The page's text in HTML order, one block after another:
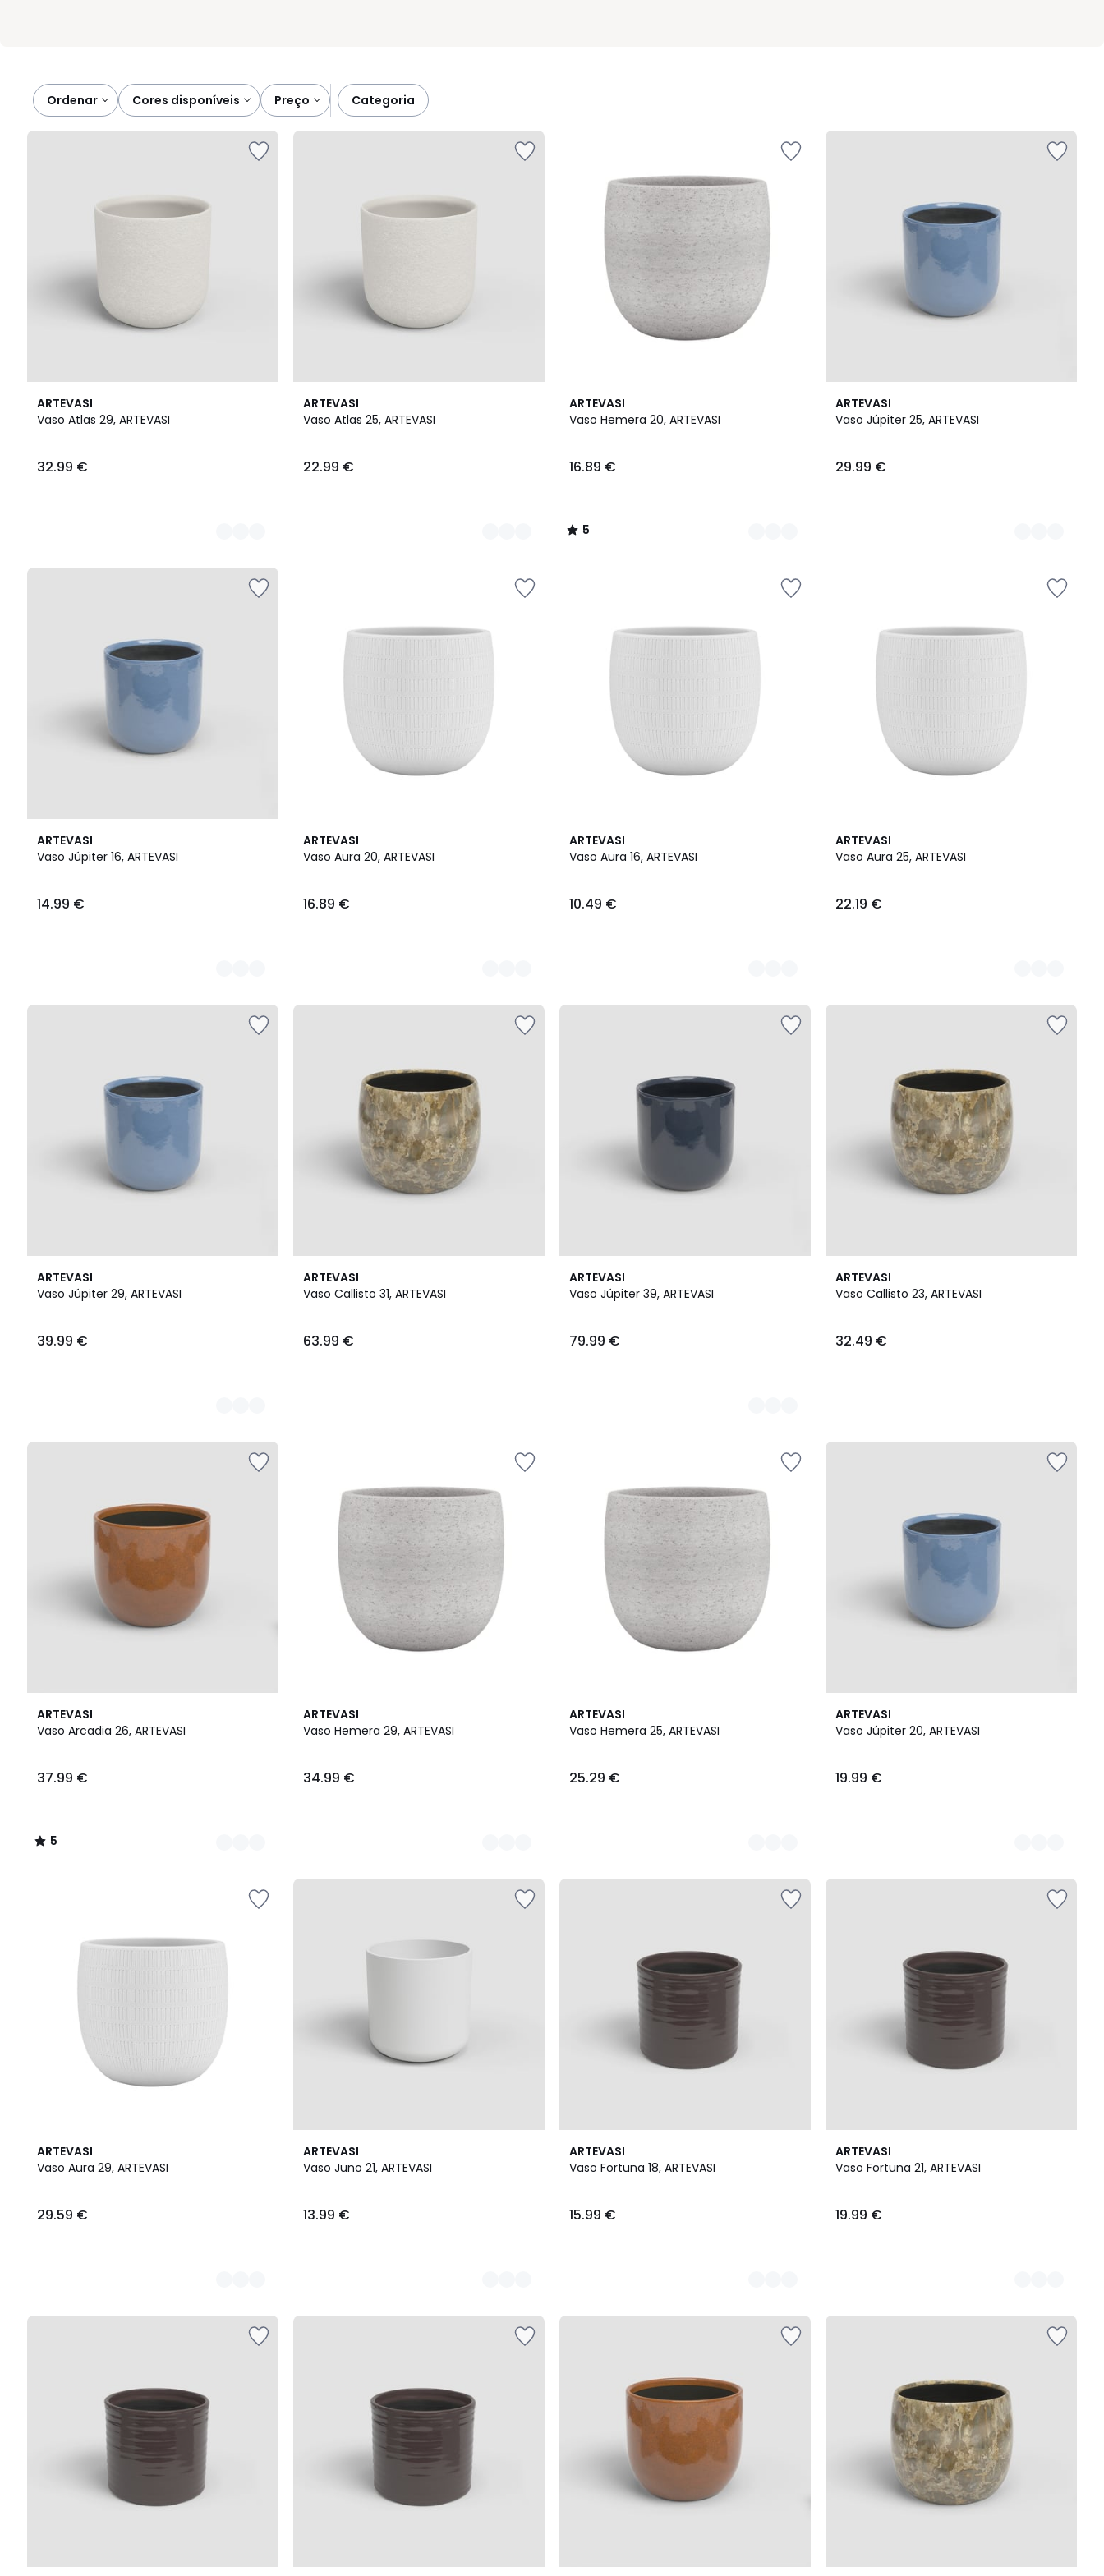
Ordenar cores disponíveis preço categoria
ARTEVASI
Vaso Atlas 29, ARTEVASI
€.
32.99 €
3
Cores
ARTEVASI
Vaso Atlas 25, ARTEVASI
22.99 €
3
Cores
ARTEVASI
Vaso Hemera 20, ARTEVASI
16.89 €
5
/
3
Cores
5
/
ARTEVASI
Vaso Júpiter 25, ARTEVASI
29.99 €
6
Cores
ARTEVASI
Vaso Júpiter 16, ARTEVASI
14.99 €
6
Cores
ARTEVASI
Vaso Aura 20, ARTEVASI
16.89 €
3
Cores
ARTEVASI
Vaso Aura 16, ARTEVASI
10.49 €
3
Cores
ARTEVASI
Vaso Aura 25, ARTEVASI
22.19 €
3
Cores
ARTEVASI
Vaso Júpiter 29, ARTEVASI
39.99 €
6
Cores
ARTEVASI
Vaso Callisto 31, ARTEVASI
63.99 €
ARTEVASI
Vaso Júpiter 39, ARTEVASI
79.99 €
5
Cores
ARTEVASI
Vaso Callisto 23, ARTEVASI
32.49 €
ARTEVASI
Vaso Arcadia 26, ARTEVASI
37.99 €
5
/
3
Cores
5
/
ARTEVASI
Vaso Hemera 29, ARTEVASI
34.99 €
3
Cores
ARTEVASI
Vaso Hemera 25, ARTEVASI
25.29 €
3
Cores
ARTEVASI
Vaso Júpiter 20, ARTEVASI
19.99 €
6
Cores
ARTEVASI
Vaso Aura 29, ARTEVASI
29.59 €
3
Cores
ARTEVASI
Vaso Juno 21, ARTEVASI
13.99 €
6
Cores
ARTEVASI
Vaso Fortuna 18, ARTEVASI
15.99 €
4
Cores
ARTEVASI
Vaso Fortuna 21, ARTEVASI
19.99 €
4
Cores